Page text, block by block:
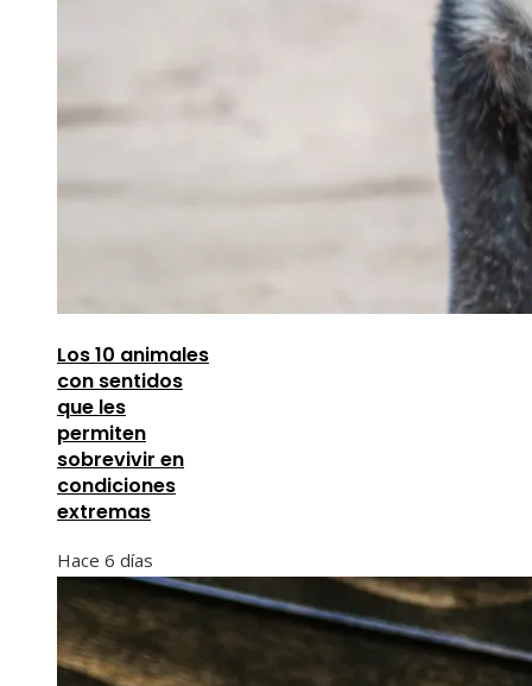
Los 10 animales
con sentidos
que les
permiten
sobrevivir en
condiciones
extremas
Hace 6 días